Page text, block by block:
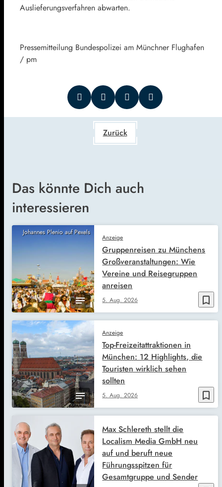
Auslieferungsverfahren abwarten.
Pressemitteilung Bundespolizei am Münchner Flughafen
/ pm
Zurück
Das könnte Dich auch
interessieren
Johannes Plenio auf Pexels
bookmark_border
Anzeige
5. Aug. 2026
Gruppenreisen zu Münchens
Großveranstaltungen: Wie
Vereine und Reisegruppen
anreisen
bookmark_border
Anzeige
5. Aug. 2026
Top-Freizeitattraktionen in
München: 12 Highlights, die
Touristen wirklich sehen
sollten
Max Schlereth stellt die
Localism Media GmbH neu
auf und beruft neue
Führungsspitzen für
Gesamtgruppe und Sender